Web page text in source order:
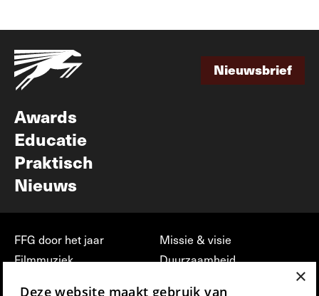
Nieuwsbrief
Awards
Educatie
Praktisch
Nieuws
FFG door het jaar
Filmmuziek
Missie & visie
Duurzaamheid
×
Deze website maakt gebruik van